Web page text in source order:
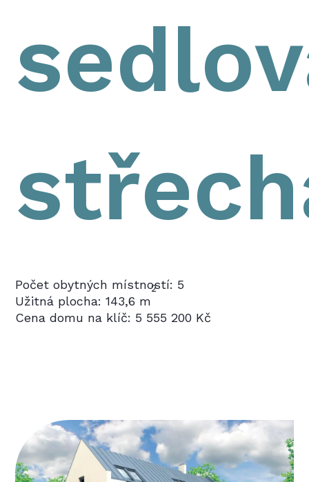
Počet obytných místností: 5
Užitná plocha: 143,6 m
2
Cena domu na klíč: 5 555 200 Kč